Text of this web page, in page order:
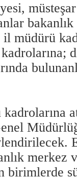
müsteşar
il müdürü
merkez
birimlerde